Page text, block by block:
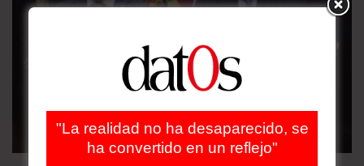
"La realidad no ha desaparecido, se
ha convertido en un reflejo"